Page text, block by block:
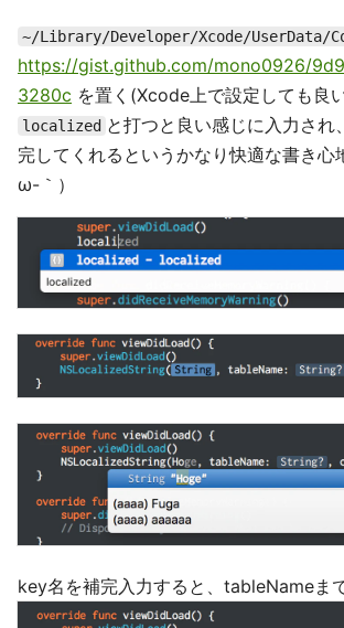
~/Library/Developer/Xcode/UserData/
https://gist.github.com/mono0926/
3280c を置く(Xcode上で設定しても良
localized と打つと良い感じに入力され
完してくれるというかなり快適な書き心
ω-｀）
key名を補完入力すると、tableNameま